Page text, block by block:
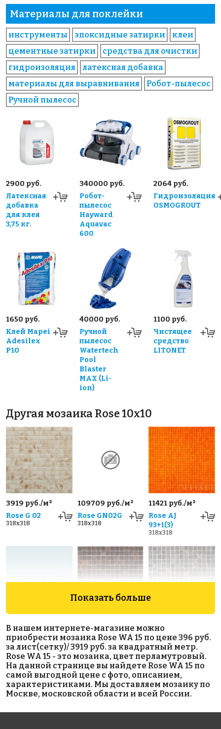
Материалы для поклейки
инструменты эпоксидные затирки
клеи
цементные затирки
средства для очистки
гидроизоляция
латексная добавка
материалы для выравнивания
Робот-пылесос
Ручной пылесос
2900 руб.
Латексная
добавка
для клея
3,75 кг.
340000 руб.
Робот-
пылесос
Hayward
Aquavac
600
2064 руб.
Гидроизоляция
OSMOGROUT
1650 руб.
Клей Mapei
Adesilex
P10
40000 руб.
Ручной
пылесос
Watertech
Pool
Blaster
MAX (Li-
ion)
1100 руб.
Чистящее
средство
LITONET
Другая мозаика Rose 10x10
3919 руб./м²
Rose G 02
318x318
109709 руб./м²
Rose GN02G
318x318
11421 руб./м²
Rose AJ
93+1(3)
318x318
Rose G 60
318x318
Rose G 38
318x318
Rose GA 59(1)
318x318
Показать больше
В нашем интернете-магазине можно
приобрести мозаика Rose WA 15 по цене 396 руб.
за лист(сетку)/ 3919 руб. за квадратный метр.
Rose WA 15 - это мозаика, цвет перламутровый.
На данной странице вы найдете Rose WA 15 по
самой выгодной цене с фото, описанием,
характеристиками. Мы доставляем мозаику по
Москве, московской области и всей России.